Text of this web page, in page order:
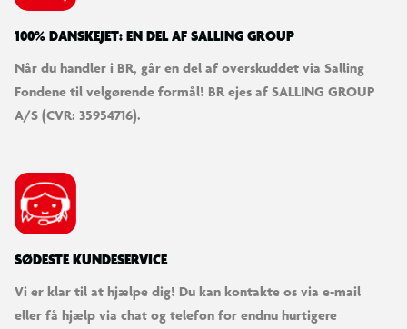
100% DANSKEJET: EN DEL AF SALLING GROUP
Når du handler i BR, går en del af overskuddet via Salling
Fondene til velgørende formål! BR ejes af SALLING GROUP
A/S (CVR: 35954716).
SØDESTE KUNDESERVICE
Vi er klar til at hjælpe dig! Du kan kontakte os via e-mail
eller få hjælp via chat og telefon for endnu hurtigere